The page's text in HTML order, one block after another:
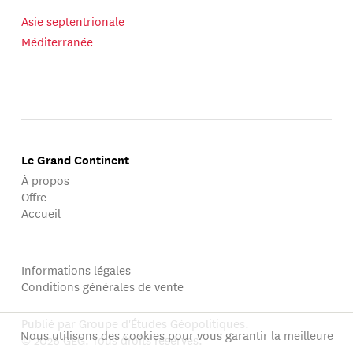
Asie septentrionale
Méditerranée
Le Grand Continent
À propos
Offre
Accueil
Informations légales
Conditions générales de vente
Publié par Groupe d'Études Géopolitiques.
© 2026 GEG. Tous droits réservés.
Nous utilisons des cookies pour vous garantir la meilleure